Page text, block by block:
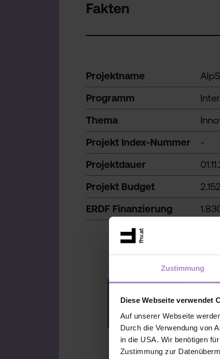
Zustimmung
Diese Webseite verwendet
Auf unserer Webseite
Durch die Verwendung von
in die USA. Wir benötigen
Zustimmung zur
Fakten
Projektname
Programm
Thema
Projekt Index-Nummer
-
Projektdauer
Projekt Budget
ERDF Finanzierung